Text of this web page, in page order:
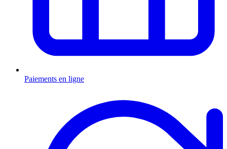
Paiements en ligne